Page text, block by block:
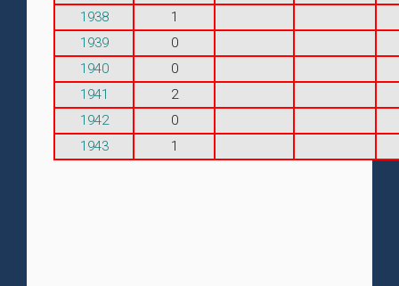
1938
1
1939
0
1940
0
1941
2
1942
0
1943
1